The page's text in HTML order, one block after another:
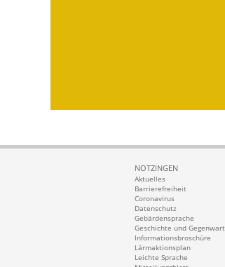
NOTZINGEN
Aktuelles
Barrierefreiheit
Coronavirus
Datenschutz
Gebärdensprache
Geschichte und Gegenwart
Informationsbroschüre
Lärmaktionsplan
Leichte Sprache